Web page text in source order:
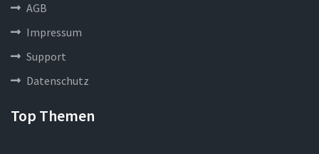
AGB
Impressum
Support
Datenschutz
Top Themen